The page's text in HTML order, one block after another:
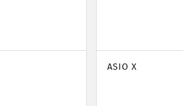
ASIO X